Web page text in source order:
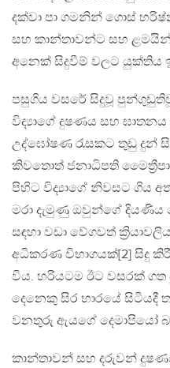
දක්වා පා ගමනින් ගොස්
සහ කාන්තාවන්ට සහ
අනෙක් සිදුවීම් වලට යුක්තිය
පසුගිය වසරේ සිදුවූ
විද්‍යාගේ දුෂණය සහ ඝාතනය
උද්ඝෝෂණ රැසකට තුඩු දුන්
කිවතොත් ජනාධිපති
පිහිට විද්‍යාගේ නිවසට ගිය
මරා දැමුණු ඔවුන්ගේ
සඳහා වඩා වේගවත්
අධිකරණ විභාගයක්[2] සිදු
විය. හරියටම ඊට වසරක්
දෙනෙකු සිර භාරයේ සිටියදී
වනතුරු ඇයගේ දෙමාපියෝ
කාන්තාවන් සහ දරුවන්